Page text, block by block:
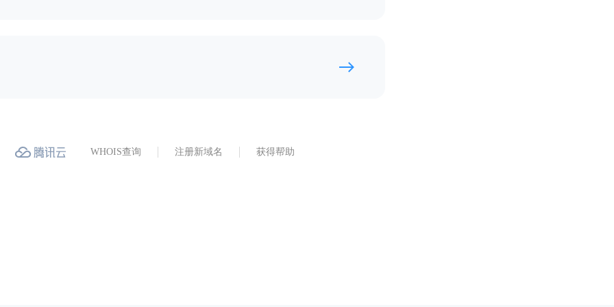
WHOIS查询 注册新域名 获得帮助